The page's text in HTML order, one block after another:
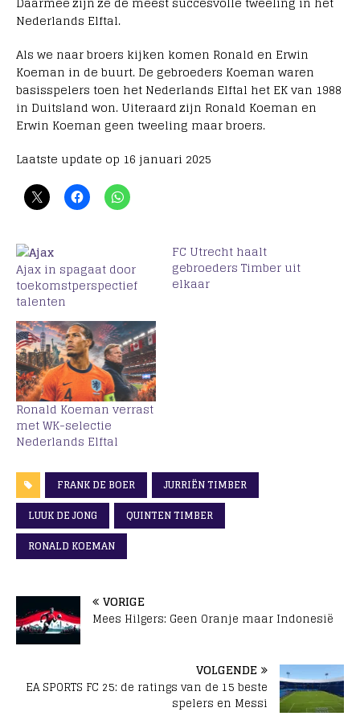
Nederlands Elftal.
Als we naar broers kijken komen Ronald en Erwin
Koeman in de buurt. De gebroeders Koeman waren
basisspelers toen het Nederlands Elftal het EK van 1988
in Duitsland won. Uiteraard zijn Ronald Koeman en
Erwin Koeman geen tweeling maar broers.
Laatste update op 16 januari 2025
Ajax in spagaat door
toekomstperspectief
talenten
FC Utrecht haalt
gebroeders Timber uit
elkaar
Ronald Koeman verrast
met WK-selectie
Nederlands Elftal
FRANK DE BOER
JURRIËN TIMBER
LUUK DE JONG
QUINTEN TIMBER
RONALD KOEMAN
VORIGE
Mees Hilgers: Geen Oranje maar Indonesië
VOLGENDE
EA SPORTS FC 25: de ratings van de 15 beste
spelers en Messi